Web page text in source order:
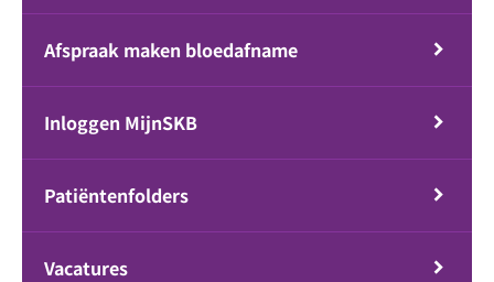
Afspraak maken bloedafname
Inloggen MijnSKB
Patiëntenfolders
Vacatures